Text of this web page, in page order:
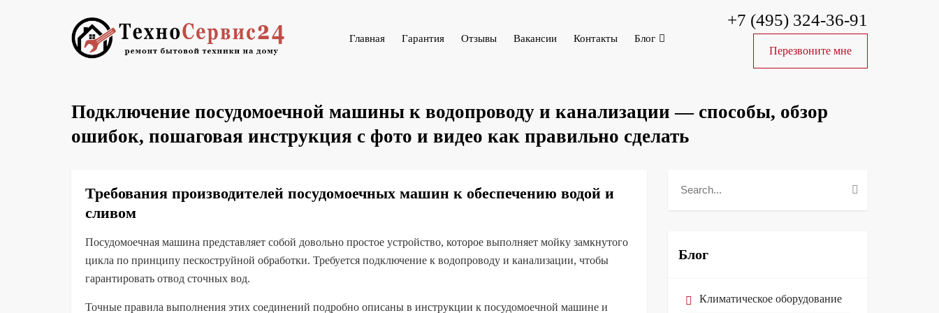
Главная Гарантия Отзывы Вакансии Контакты Блог
+7 (495) 324-36-91
Перезвоните мне
Подключение посудомоечной машины к водопроводу и канализации — способы, обзор
ошибок, пошаговая инструкция с фото и видео как правильно сделать
Требования производителей посудомоечных машин к обеспечению водой и
сливом
Посудомоечная машина представляет собой довольно простое устройство, которое выполняет мойку замкнутого
цикла по принципу пескоструйной обработки. Требуется подключение к водопроводу и канализации, чтобы
гарантировать отвод сточных вод.
Точные правила выполнения этих соединений подробно описаны в инструкции к посудомоечной машине и
Блог
Климатическое оборудование